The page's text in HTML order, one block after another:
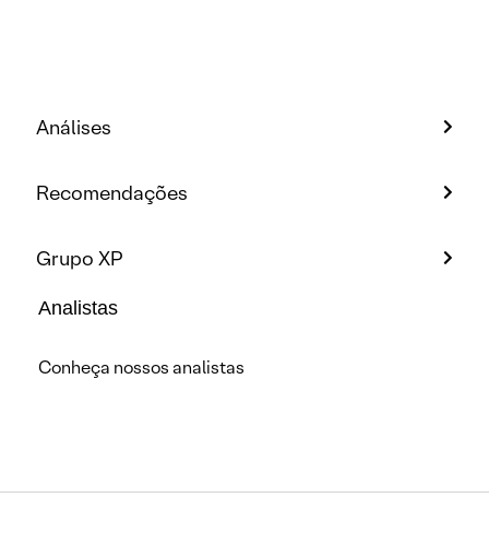
Análises
Recomendações
Grupo XP
Analistas
Conheça nossos analistas